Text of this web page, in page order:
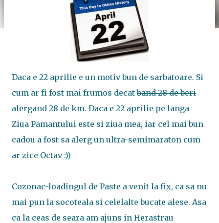
Daca e 22 aprilie e un motiv bun de sarbatoare. Si
cum ar fi fost mai frumos decatband 28 de beri
alergand 28 de km. Daca e 22 aprilie pe langa
Ziua Pamantului este si ziua mea, iar cel mai bun
cadou a fost sa alerg un ultra-semimaraton cum
ar zice Octav :))
Cozonac-loadingul de Paste a venit la fix, ca sa nu
mai pun la socoteala si celelalte bucate alese. Asa
ca la ceas de seara am ajuns in Herastrau